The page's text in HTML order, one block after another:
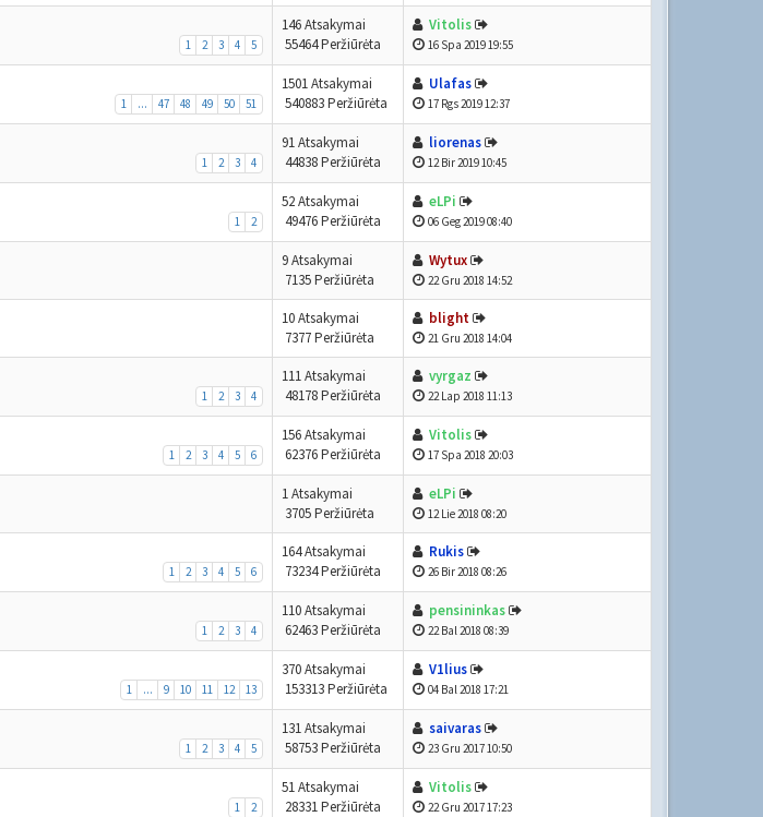
1 2 3 4 5
146 Atsakymai
55464 Peržiūrėta
Vitolis
16 Spa 2019 19:55
1 ... 47 48 49 50 51
1501 Atsakymai
540883 Peržiūrėta
Ulafas
17 Rgs 2019 12:37
1 2 3 4
91 Atsakymai
44838 Peržiūrėta
liorenas
12 Bir 2019 10:45
1 2
52 Atsakymai
49476 Peržiūrėta
eLPi
06 Geg 2019 08:40
9 Atsakymai
7135 Peržiūrėta
Wytux
22 Gru 2018 14:52
10 Atsakymai
7377 Peržiūrėta
blight
21 Gru 2018 14:04
1 2 3 4
111 Atsakymai
48178 Peržiūrėta
vyrgaz
22 Lap 2018 11:13
1 2 3 4 5 6
156 Atsakymai
62376 Peržiūrėta
Vitolis
17 Spa 2018 20:03
1 Atsakymai
3705 Peržiūrėta
eLPi
12 Lie 2018 08:20
1 2 3 4 5 6
164 Atsakymai
73234 Peržiūrėta
Rukis
26 Bir 2018 08:26
1 2 3 4
110 Atsakymai
62463 Peržiūrėta
pensininkas
22 Bal 2018 08:39
1 ... 9 10 11 12 13
370 Atsakymai
153313 Peržiūrėta
V1lius
04 Bal 2018 17:21
1 2 3 4 5
131 Atsakymai
58753 Peržiūrėta
saivaras
23 Gru 2017 10:50
1 2
51 Atsakymai
28331 Peržiūrėta
Vitolis
22 Gru 2017 17:23